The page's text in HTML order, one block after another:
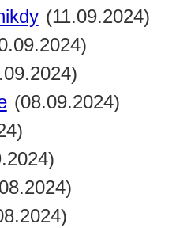
(11.09.2024)
(08.09.2024)